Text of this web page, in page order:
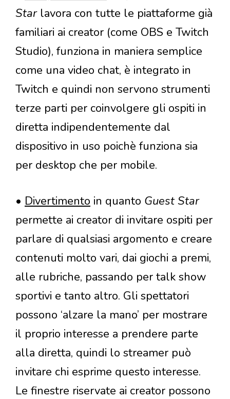
Starlavora con tutte le piattaforme già
familiari ai creator (come OBS e Twitch
Studio), funziona in maniera semplice
come una video chat, è integrato in
Twitch e quindi non servono strumenti
terze parti per coinvolgere gli ospiti in
diretta indipendentemente dal
dispositivo in uso poichè funziona sia
per desktop che per mobile.
• Divertimento in quanto Guest Star
permette ai creator di invitare ospiti per
parlare di qualsiasi argomento e creare
contenuti molto vari, dai giochi a premi,
alle rubriche, passando per talk show
sportivi e tanto altro. Gli spettatori
possono ‘alzare la mano’ per mostrare
il proprio interesse a prendere parte
alla diretta, quindi lo streamer può
invitare chi esprime questo interesse.
Le finestre riservate ai creator possono